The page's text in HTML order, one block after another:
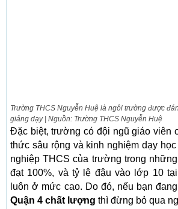
Trường THCS Nguyễn Huệ là ngôi trường được
giảng dạy | Nguồn: Trường THCS Nguyễn Huệ
Đặc biệt, trường có đội ngũ giáo viên
thức sâu rộng và kinh nghiệm dạy
nghiệp THCS của trường trong
đạt 100%, và tỷ lệ đậu vào lớp 10
luôn ở mức cao. Do đó, nếu bạn
Quận 4 chất lượng thì đừng bỏ qua